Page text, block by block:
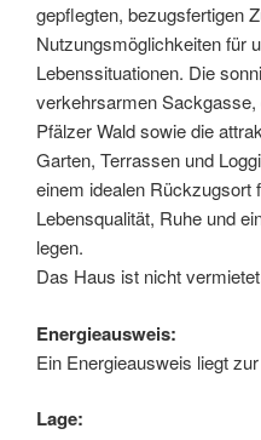
gepflegten, bezugsfertigen
Nutzungsmöglichkeiten für
Lebenssituationen. Die
verkehrsarmen
Pfälzer Wald sowie die
Garten, Terrassen und
einem idealen Rückzugsort
Lebensqualität, Ruhe und
legen.
Das Haus ist nicht
Energieausweis:
Ein Energieausweis liegt
Lage: